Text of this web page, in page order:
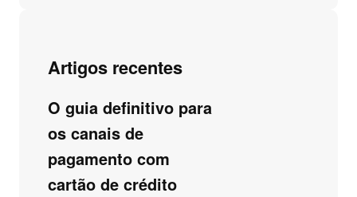
Artigos recentes
O guia definitivo para
os canais de
pagamento com
cartão de crédito